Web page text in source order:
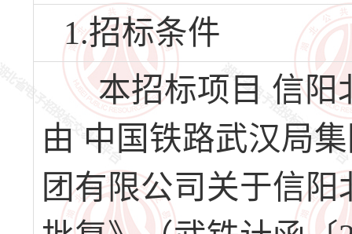
1.招标条件
本招标项目 信阳
由 中国铁路武汉局
团有限公司关于信